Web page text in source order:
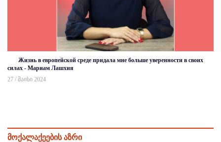
Жизнь в европейской среде придала мне больше уверенности в своих
силах - Мариам Лашхия
27 / მაისი 2024
მოქალაქეების აზრი